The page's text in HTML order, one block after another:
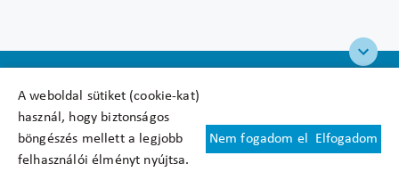
A weboldal sütiket (cookie-kat)
használ, hogy biztonságos
böngészés mellett a legjobb
felhasználói élményt nyújtsa.
Nem fogadom el Elfogadom
Felhasználási feltételek